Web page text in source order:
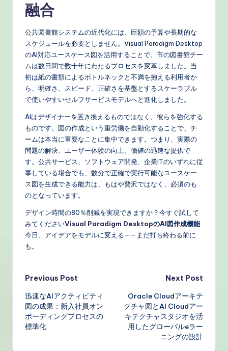
融合
公共図書館システムの近代化には、巨額の予算や長期的な
スケジュールを必要としません。Visual Paradigm Desktop
のAI対応ユースケース図を活用することで、市の図書館チー
ムは数日間で数十年にわたるプロセスを変革しました。当
初は紙の書類によるボトルネックと不満を抱える利用者か
ら、明確さ、スピード、正確さを基盤とするスケーラブル
で使いやすいセルフサービスモデルへと進化しました。
AIはデザイナーを置き換えるものではなく、彼らを強化する
ものです。図の作成という重労働を自動化することで、チ
ームは本当に重要なことに集中できます。つまり、実際の
問題の解決、ユーザー体験の向上、価値の迅速な提供で
す。公共サービス、ソフトウェア開発、企業ITのいずれに従
事している場合でも、数分で正確で実行可能なユースケー
ス図を生成できる能力は、もはや贅沢ではなく、必須のも
のとなっています。
デザイン時間の80％削減を実現できますか？今すぐ試して
みてくださいVisual Paradigm DesktopのAI図作成機能
今日、アイデアをモデルに変える——まだ打ち終わる前に
も。
Post
navigation
Previous Post
迅速なAIアクティビティ
図の成果：新入社員オン
ボーディングプロセスの
標準化
Next Post
Oracle Cloudアーキテ
クチャ図とAI Cloudアー
キテクチャスタジオを活
用したグローバルeラー
ニングの設計